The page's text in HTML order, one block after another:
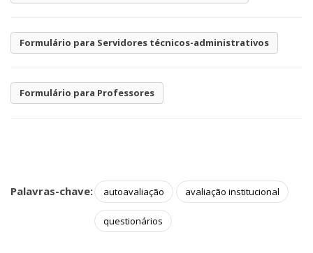
Formulário para Servidores técnicos-administrativos
Formulário para Professores
Palavras-chave: autoavaliação avaliação institucional
questionários